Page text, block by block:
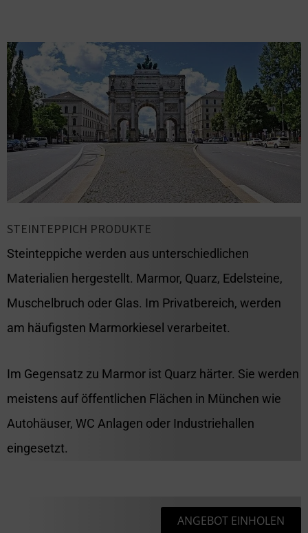
STEINTEPPICH PRODUKTE
Steinteppiche werden aus unterschiedlichen
Materialien hergestellt. Marmor, Quarz, Edelsteine,
Muschelbruch oder Glas. Im Privatbereich, werden
am häufigsten Marmorkiesel verarbeitet.
Im Gegensatz zu Marmor ist Quarz härter. Sie werden
meistens auf öffentlichen Flächen in München wie
Autohäuser, WC Anlagen oder Industriehallen
eingesetzt.
ANGEBOT EINHOLEN